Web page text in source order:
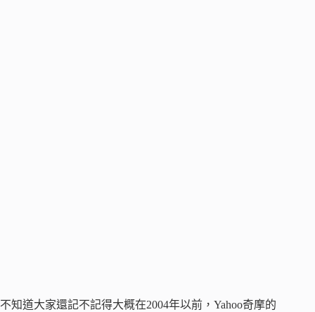
不知道大家還記不記得大概在2004年以前，Yahoo奇摩的